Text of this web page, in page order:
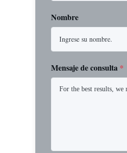
Nombre
Mensaje de consulta *